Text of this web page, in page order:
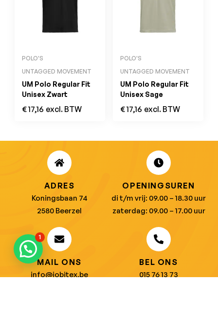
POLO'S
UNTAGGED MOVEMENT
UM Polo Regular Fit
Unisex Zwart
€17,16 excl. BTW
POLO'S
UNTAGGED MOVEMENT
UM Polo Regular Fit
Unisex Sage
€17,16 excl. BTW
ADRES
Koningsbaan 74
2580 Beerzel
OPENINGSUREN
di t/m vrij: 09.00 – 18.30 uur
zaterdag: 09.00 – 17.00 uur
MAIL ONS
info@jobitex.be
BEL ONS
015 76 13 73
1